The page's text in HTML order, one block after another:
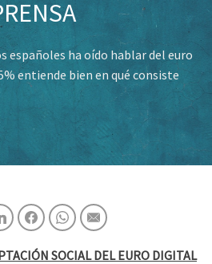
españoles ha oído hablar del euro
entiende bien en qué consiste
SOCIAL DEL EURO DIGITAL­